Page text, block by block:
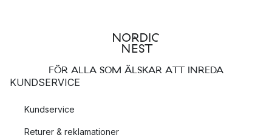
FÖR ALLA SOM ÄLSKAR ATT INREDA
KUNDSERVICE
Kundservice
Returer & reklamationer